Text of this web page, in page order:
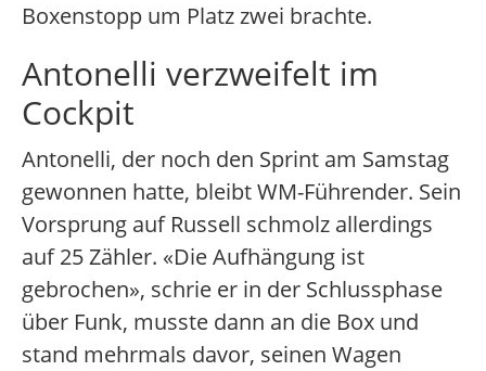
Boxenstopp um Platz zwei brachte.
Antonelli verzweifelt im
Cockpit
Antonelli, der noch den Sprint am Samstag
gewonnen hatte, bleibt WM-Führender. Sein
Vorsprung auf Russell schmolz allerdings
auf 25 Zähler. «Die Aufhängung ist
gebrochen», schrie er in der Schlussphase
über Funk, musste dann an die Box und
stand mehrmals davor, seinen Wagen